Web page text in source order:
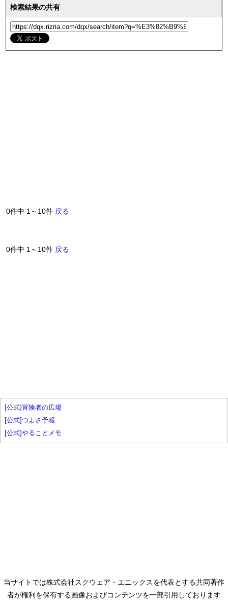
検索結果の共有
0件中 1～10件 戻る
0件中 1～10件 戻る
[公式]冒険者の広場
[公式]つよさ予報
[公式]やることメモ
当サイトでは株式会社スクウェア・エニックスを代表とする共同著作
者が権利を保有する画像およびコンテンツを一部引用しております